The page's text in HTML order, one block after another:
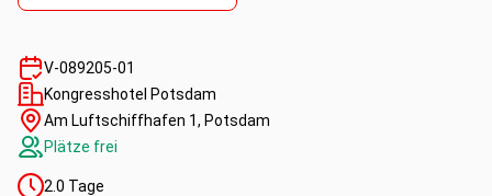
V-089205-01
Kongresshotel Potsdam
Am Luftschiffhafen 1, Potsdam
Plätze frei
2.0 Tage